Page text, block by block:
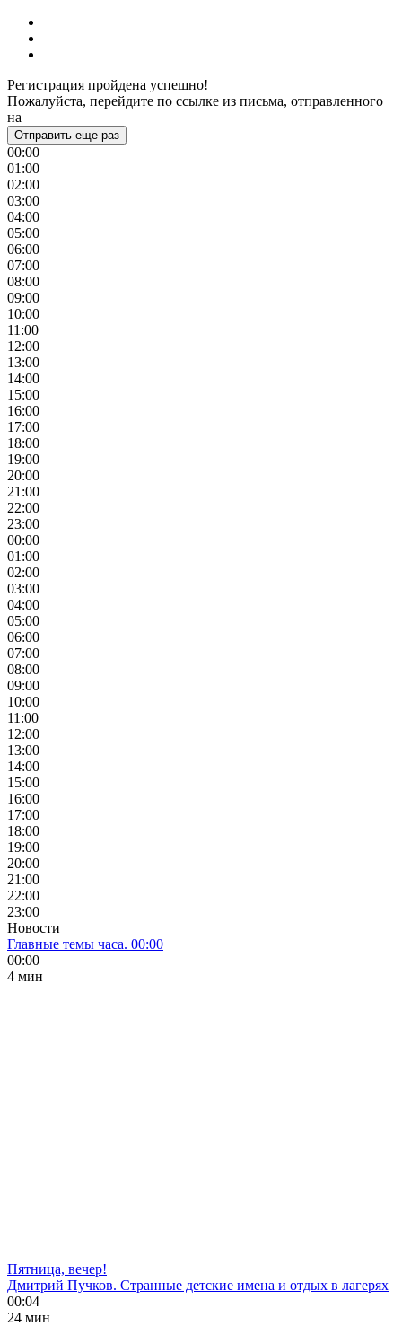
Регистрация пройдена успешно!
Пожалуйста, перейдите по ссылке из письма, отправленного
на
Отправить еще раз
00:00
01:00
02:00
03:00
04:00
05:00
06:00
07:00
08:00
09:00
10:00
11:00
12:00
13:00
14:00
15:00
16:00
17:00
18:00
19:00
20:00
21:00
22:00
23:00
00:00
01:00
02:00
03:00
04:00
05:00
06:00
07:00
08:00
09:00
10:00
11:00
12:00
13:00
14:00
15:00
16:00
17:00
18:00
19:00
20:00
21:00
22:00
23:00
Новости
Главные темы часа. 00:00
00:00
4 мин
Пятница, вечер!
Дмитрий Пучков. Странные детские имена и отдых в лагерях
00:04
24 мин